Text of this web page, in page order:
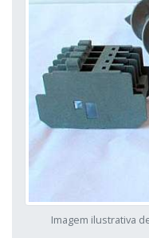
Imagem ilustrativa